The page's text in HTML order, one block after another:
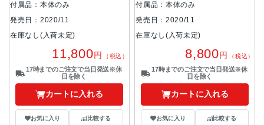
付属品：本体のみ
発売日：2020/11
在庫なし(入荷未定)
11,800円 （税込）
17時までのご注文で当日発送※休
日を除く
カートに入れる
お気に入り 比較する
付属品：本体のみ
発売日：2020/11
在庫なし(入荷未定)
8,800円 （税込）
17時までのご注文で当日発送※休
日を除く
カートに入れる
お気に入り 比較する